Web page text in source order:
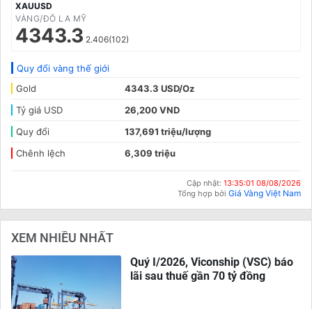
XAUUSD
VÀNG/ĐÔ LA MỸ
4343.3 2.406(102)
Quy đổi vàng thế giới
Gold
4343.3 USD/Oz
Tỷ giá USD
26,200 VND
Quy đổi
137,691 triệu/lượng
Chênh lệch
6,309 triệu
Cập nhật: 13:35:01 08/08/2026
Tổng hợp bởi Giá Vàng Việt Nam
XEM NHIỀU NHẤT
Quý I/2026, Viconship (VSC) báo
lãi sau thuế gần 70 tỷ đồng